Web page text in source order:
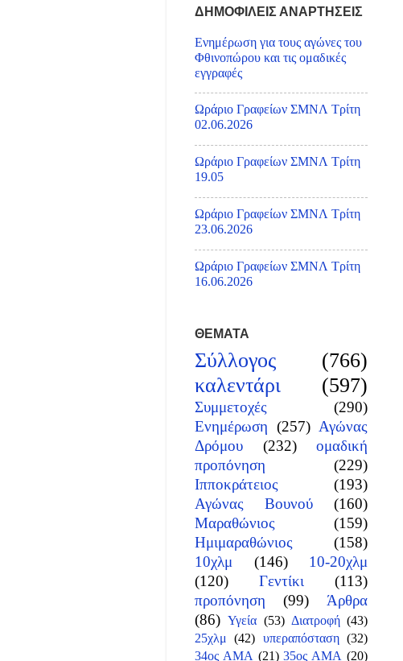
ΔΗΜΟΦΙΛΕΙΣ ΑΝΑΡΤΗΣΕΙΣ
Ενημέρωση για τους αγώνες του
Φθινοπώρου και τις ομαδικές
εγγραφές
Ωράριο Γραφείων ΣΜΝΛ Τρίτη
02.06.2026
Ωράριο Γραφείων ΣΜΝΛ Τρίτη
19.05
Ωράριο Γραφείων ΣΜΝΛ Τρίτη
23.06.2026
Ωράριο Γραφείων ΣΜΝΛ Τρίτη
16.06.2026
ΘΕΜΑΤΑ
Σύλλογος
(766)
καλεντάρι
(597)
Συμμετοχές
(290)
Ενημέρωση (257) Αγώνας
Δρόμου
(232)
ομαδική
προπόνηση
(229)
Ιπποκράτειος
(193)
Αγώνας Βουνού
(160)
Μαραθώνιος
(159)
Ημιμαραθώνιος
(158)
10χλμ
(146)
10-20χλμ
(120)
Γεντίκι
(113)
προπόνηση
(99)
Άρθρα
(86) Υγεία (53) Διατροφή (43)
25χλμ (42) υπεραπόσταση (32)
34ος ΑΜΑ (21) 35ος ΑΜΑ (20)